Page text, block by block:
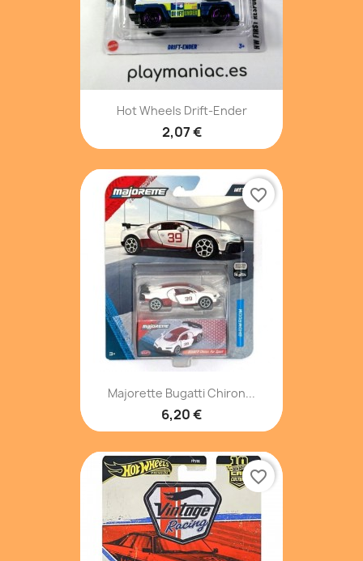
Hot Wheels Drift-Ender
2,07 €
Majorette Bugatti Chiron...
6,20 €
favorite_border
favorite_border